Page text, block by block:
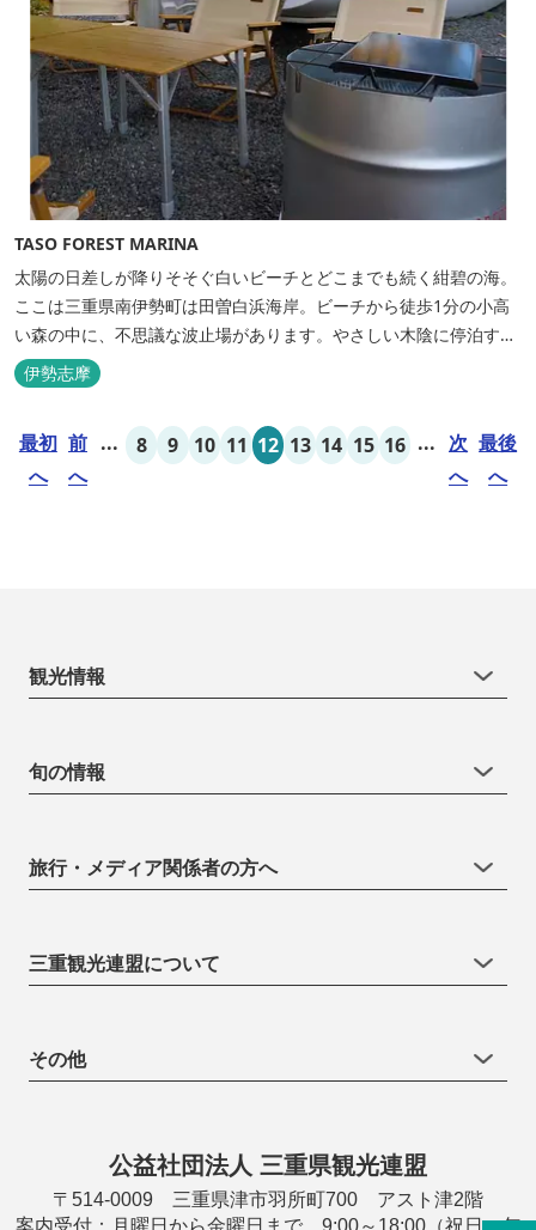
TASO FOREST MARINA
太陽の日差しが降りそそぐ白いビーチとどこまでも続く紺碧の海。
ここは三重県南伊勢町は田曽白浜海岸。ビーチから徒歩1分の小高
い森の中に、不思議な波止場があります。やさしい木陰に停泊する
のは3艇のヨット。日本初の森のマリーナです。 航海の気分高まる
インテリアは見た目からは想像できないほど広く、くつろぎの空
上に寝転んで夜空を見上げれば...
伊勢志摩
最初
へ
前
へ
... 8 9 10 11 12 13 14 15 16 ... 次
へ
最後
へ
観光情報
旬の情報
旅行・メディア関係者の方へ
三重観光連盟について
その他
公益社団法人 三重県観光連盟
〒514-0009 三重県津市羽所町700 アスト津2階
案内受付：月曜日から金曜日まで 9:00～18:00（祝日・年